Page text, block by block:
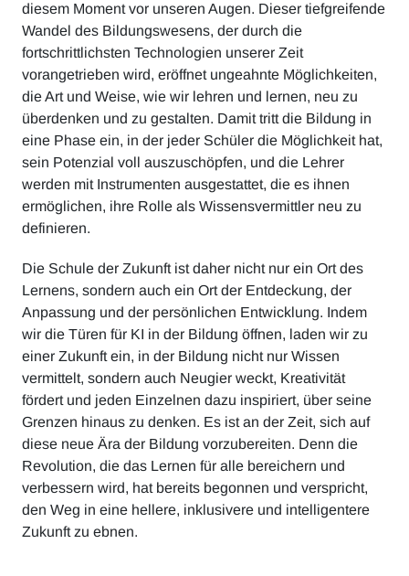
diesem Moment vor unseren Augen. Dieser tiefgreifende
Wandel des Bildungswesens, der durch die
fortschrittlichsten Technologien unserer Zeit
vorangetrieben wird, eröffnet ungeahnte Möglichkeiten,
die Art und Weise, wie wir lehren und lernen, neu zu
überdenken und zu gestalten. Damit tritt die Bildung in
eine Phase ein, in der jeder Schüler die Möglichkeit hat,
sein Potenzial voll auszuschöpfen, und die Lehrer
werden mit Instrumenten ausgestattet, die es ihnen
ermöglichen, ihre Rolle als Wissensvermittler neu zu
definieren.
Die Schule der Zukunft ist daher nicht nur ein Ort des
Lernens, sondern auch ein Ort der Entdeckung, der
Anpassung und der persönlichen Entwicklung. Indem
wir die Türen für KI in der Bildung öffnen, laden wir zu
einer Zukunft ein, in der Bildung nicht nur Wissen
vermittelt, sondern auch Neugier weckt, Kreativität
fördert und jeden Einzelnen dazu inspiriert, über seine
Grenzen hinaus zu denken. Es ist an der Zeit, sich auf
diese neue Ära der Bildung vorzubereiten. Denn die
Revolution, die das Lernen für alle bereichern und
verbessern wird, hat bereits begonnen und verspricht,
den Weg in eine hellere, inklusivere und intelligentere
Zukunft zu ebnen.